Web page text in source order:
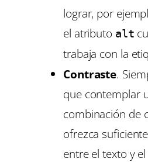
lograr, por
el atributo alt
trabaja con la
Contraste.
que contemplar
combinación de
ofrezca
entre el texto y